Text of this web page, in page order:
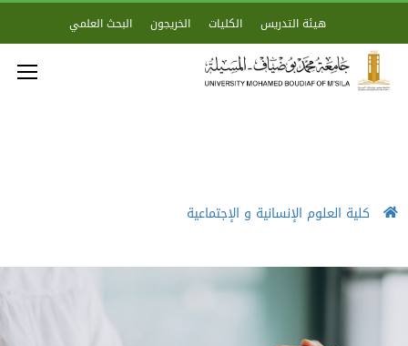
هيئة التدريس الكليات الخريجون البحث العلمي
كلية العلوم الإنسانية و الإجتماعية